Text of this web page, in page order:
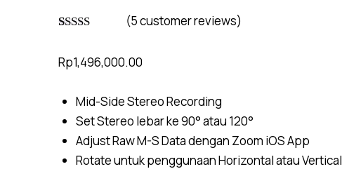
based on
(5customer reviews)
Rp1,496,000.00
Mid-Side Stereo Recording
Set Stereo lebar ke 90° atau 120°
Adjust Raw M-S Data dengan Zoom iOS App
Rotate untuk penggunaan Horizontal atau Vertical